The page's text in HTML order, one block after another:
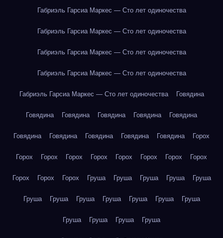
Габриэль Гарсиа Маркес — Сто лет одиночества
Габриэль Гарсиа Маркес — Сто лет одиночества
Габриэль Гарсиа Маркес — Сто лет одиночества
Габриэль Гарсиа Маркес — Сто лет одиночества
Габриэль Гарсиа Маркес — Сто лет одиночества Говядина
Говядина Говядина Говядина Говядина Говядина
Говядина Говядина Говядина Говядина Говядина Горох
Горох Горох Горох Горох Горох Горох Горох Горох
Горох Горох Горох Груша Груша Груша Груша Груша
Груша Груша Груша Груша Груша Груша Груша
Груша Груша Груша Груша